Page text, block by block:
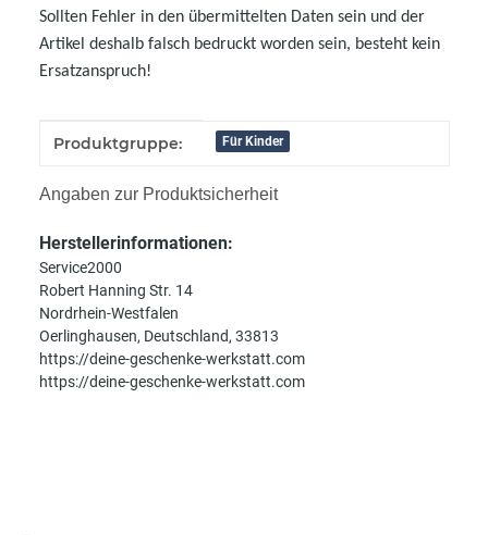
Sollten Fehler in den übermittelten Daten sein und der
Artikel deshalb falsch bedruckt worden sein, besteht kein
Ersatzanspruch!
Produkteigenschaft
Wert
Produktgruppe: Für Kinder
Angaben zur Produktsicherheit
Herstellerinformationen:
Service2000
Robert Hanning Str. 14
Nordrhein-Westfalen
Oerlinghausen, Deutschland, 33813
https://deine-geschenke-werkstatt.com
https://deine-geschenke-werkstatt.com